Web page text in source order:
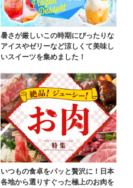
暑さが厳しいこの時期にぴったりな
アイスやゼリーなど涼しくて美味し
いスイーツを集めました！
いつもの食卓をパッと贅沢に！日本
各地から選りすぐった極上のお肉を